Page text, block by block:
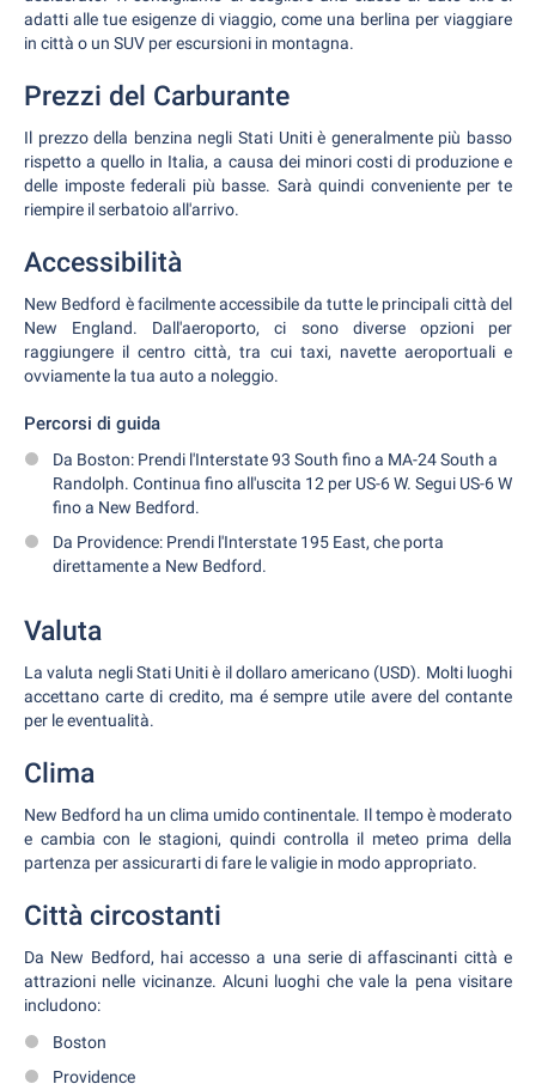
adatti alle tue esigenze di viaggio, come una berlina per viaggiare
in città o un SUV per escursioni in montagna.
Prezzi del Carburante
Il prezzo della benzina negli Stati Uniti è generalmente più basso
rispetto a quello in Italia, a causa dei minori costi di produzione e
delle imposte federali più basse. Sarà quindi conveniente per te
riempire il serbatoio all'arrivo.
Accessibilità
New Bedford è facilmente accessibile da tutte le principali città del
New England. Dall'aeroporto, ci sono diverse opzioni per
raggiungere il centro città, tra cui taxi, navette aeroportuali e
ovviamente la tua auto a noleggio.
Percorsi di guida
Da Boston: Prendi l'Interstate 93 South fino a MA-24 South a
Randolph. Continua fino all'uscita 12 per US-6 W. Segui US-6 W
fino a New Bedford.
Da Providence: Prendi l'Interstate 195 East, che porta
direttamente a New Bedford.
Valuta
La valuta negli Stati Uniti è il dollaro americano (USD). Molti luoghi
accettano carte di credito, ma é sempre utile avere del contante
per le eventualità.
Clima
New Bedford ha un clima umido continentale. Il tempo è moderato
e cambia con le stagioni, quindi controlla il meteo prima della
partenza per assicurarti di fare le valigie in modo appropriato.
Città circostanti
Da New Bedford, hai accesso a una serie di affascinanti città e
attrazioni nelle vicinanze. Alcuni luoghi che vale la pena visitare
includono:
Boston
Providence